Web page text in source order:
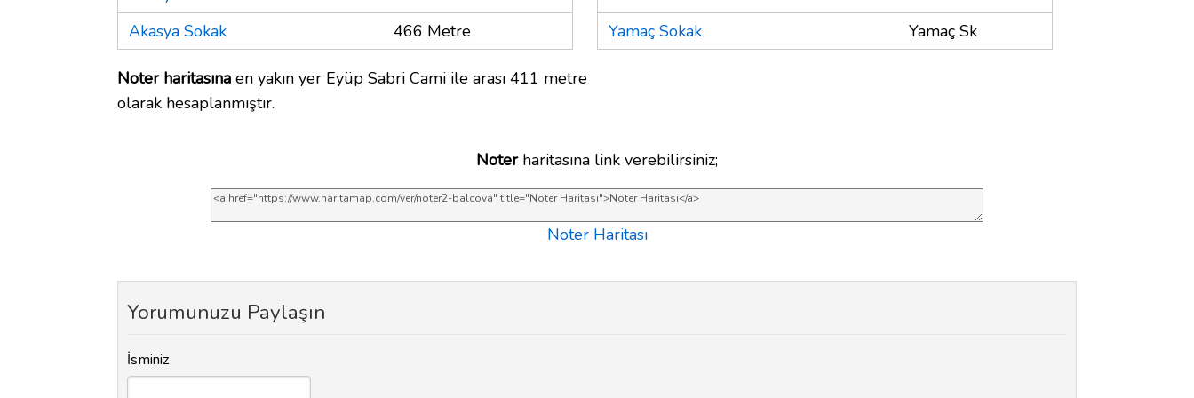
Akasya Sokak
466 Metre
Noter haritasına en yakın yer Eyüp Sabri Cami ile arası 411 metre
olarak hesaplanmıştır.
Yamaç Sokak
Yamaç Sk
Noterharitasına link verebilirsiniz;
Noter Haritası
Yorumunuzu Paylaşın
İsminiz